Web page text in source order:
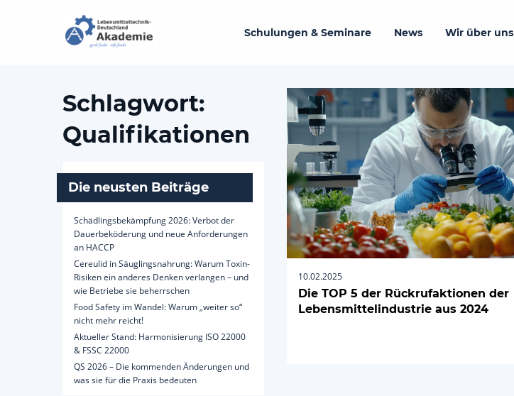
Schulungen & Seminare News Wir über uns
Schlagwort:
Qualifikationen
10.02.2025
Die TOP 5 der Rückrufaktionen der
Lebensmittelindustrie aus 2024
Die neusten Beiträge
Schädlingsbekämpfung 2026: Verbot der
Dauerbeköderung und neue Anforderungen
an HACCP
Cereulid in Säuglingsnahrung: Warum Toxin-
Risiken ein anderes Denken verlangen – und
wie Betriebe sie beherrschen
Food Safety im Wandel: Warum „weiter so“
nicht mehr reicht!
Aktueller Stand: Harmonisierung ISO 22000
& FSSC 22000
QS 2026 – Die kommenden Änderungen und
was sie für die Praxis bedeuten